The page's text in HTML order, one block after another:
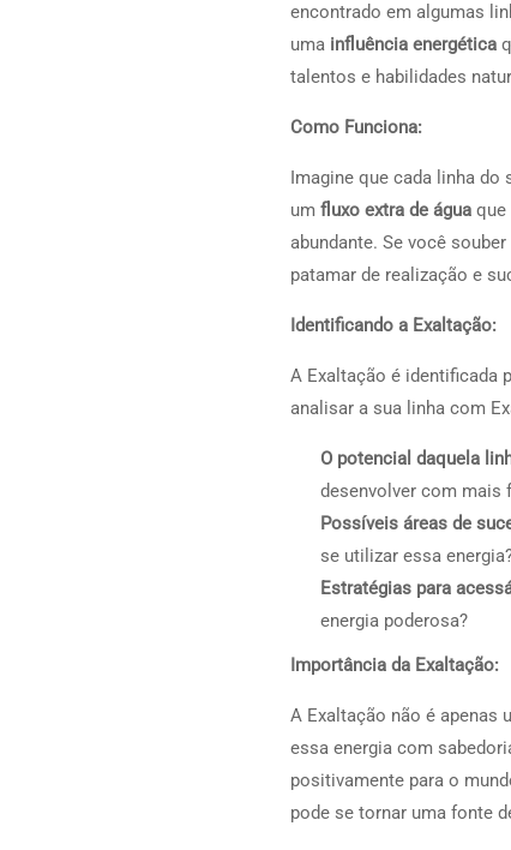
encontrado em algumas
uma influência energética
talentos e habilidades
Como Funciona:
Imagine que cada linha
um fluxo extra de água que
abundante. Se você
patamar de realização e
Identificando a Exaltação:
A Exaltação é identificada
analisar a sua linha com
O potencial daquela
desenvolver com mais
Possíveis áreas de
se utilizar essa
Estratégias para
energia poderosa?
Importância da Exaltação:
A Exaltação não é apenas
essa energia com
positivamente para o
pode se tornar uma fonte